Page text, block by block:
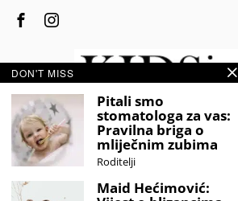
© 2020 -
Sva prava zadržana. Zabranjeno
Developed by Amar
DON'T MISS
Pitali smo
stomatologa za vas:
Pravilna briga o
mliječnim zubima
Roditelji
Maid Hećimović: